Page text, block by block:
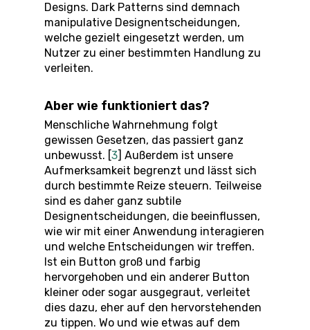
Designs. Dark Patterns sind demnach
manipulative Designentscheidungen,
welche gezielt eingesetzt werden, um
Nutzer zu einer bestimmten Handlung zu
verleiten.
Aber wie funktioniert das?
Menschliche Wahrnehmung folgt
gewissen Gesetzen, das passiert ganz
unbewusst. [3] Außerdem ist unsere
Aufmerksamkeit begrenzt und lässt sich
durch bestimmte Reize steuern. Teilweise
sind es daher ganz subtile
Designentscheidungen, die beeinflussen,
wie wir mit einer Anwendung interagieren
und welche Entscheidungen wir treffen.
Ist ein Button groß und farbig
hervorgehoben und ein anderer Button
kleiner oder sogar ausgegraut, verleitet
dies dazu, eher auf den hervorstehenden
zu tippen. Wo und wie etwas auf dem